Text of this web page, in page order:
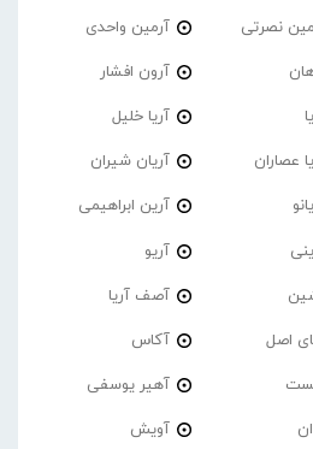
نصرتی آرمین واحدی
آرون افشار
آریا خلیل
عصاران آریان شیران
آرین ابراهیمی
آریو
آصف آریا
اصل آکاس
آهیر یوسفی
آویش